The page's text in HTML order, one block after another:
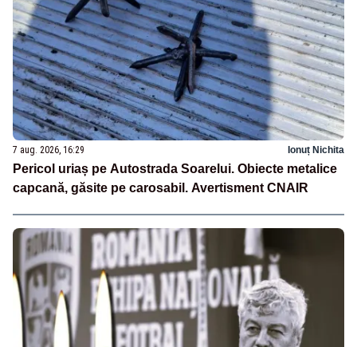
7 aug. 2026, 16:29 Ionuț Nichita
Pericol uriaș pe Autostrada Soarelui. Obiecte metalice
capcană, găsite pe carosabil. Avertisment CNAIR